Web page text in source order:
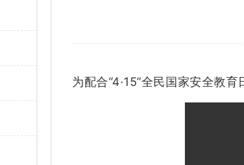
为配合“4·15”全民国家安全教